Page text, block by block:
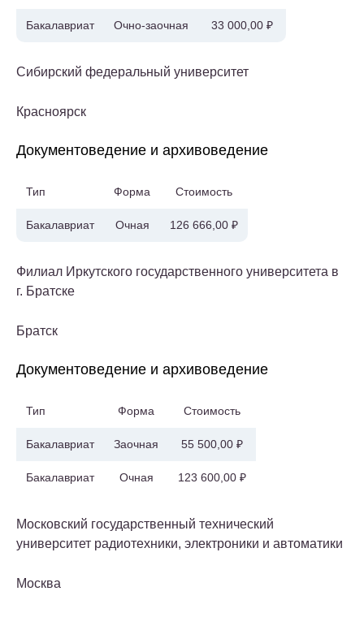
Бакалавриат Очно-заочная 33 000,00 ₽
Сибирский федеральный университет
Красноярск
Документоведение и архивоведение
Тип Форма Стоимость
Бакалавриат Очная 126 666,00 ₽
Филиал Иркутского государственного университета в
г. Братске
Братск
Документоведение и архивоведение
Тип Форма Стоимость
Бакалавриат Заочная 55 500,00 ₽
Бакалавриат Очная 123 600,00 ₽
Московский государственный технический
университет радиотехники, электроники и автоматики
Москва